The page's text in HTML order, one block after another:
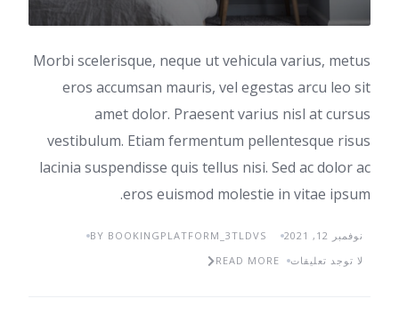
Morbi scelerisque, neque ut vehicula varius, metus
eros accumsan mauris, vel egestas arcu leo sit
amet dolor. Praesent varius nisl at cursus
vestibulum. Etiam fermentum pellentesque risus
lacinia suspendisse quis tellus nisi. Sed ac dolor ac
eros euismod molestie in vitae ipsum.
نوفمبر 12, 2021
BY BOOKINGPLATFORM_3TLDVS
لا توجد تعليقات
READ MORE